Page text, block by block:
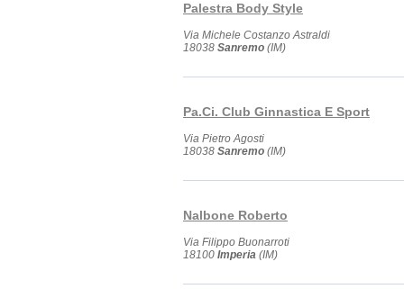
Palestra Body Style
Via Michele Costanzo Astraldi
18038 Sanremo (IM)
Pa.Ci. Club Ginnastica E Sport
Via Pietro Agosti
18038 Sanremo (IM)
Nalbone Roberto
Via Filippo Buonarroti
18100 Imperia (IM)